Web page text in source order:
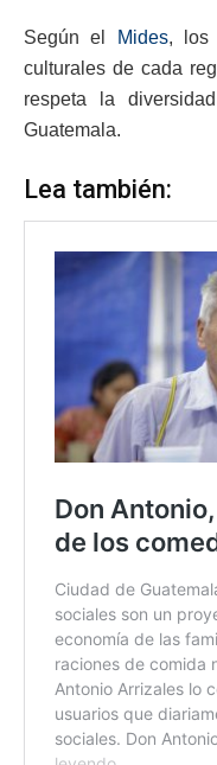
Según el Mides, los
culturales de cada
respeta la
Guatemala.
Lea también: